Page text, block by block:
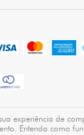
experiência de
Entenda como